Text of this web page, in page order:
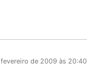
de 2009 às 20:40